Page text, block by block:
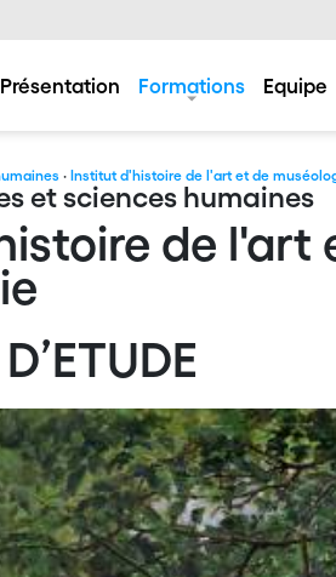
Présentation Formations Equipe
· Institut d'histoire de l'art et de
et sciences humaines
de l'art